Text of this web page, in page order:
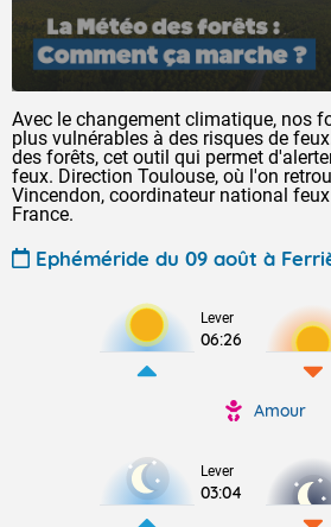
Avec le changement climatique, nos
plus vulnérables à des risques de
des forêts, cet outil qui permet
feux. Direction Toulouse, où l'on
Vincendon, coordinateur national
France.
Ephéméride du 09 août à
Lever
06:26
Amour
Lever
03:04